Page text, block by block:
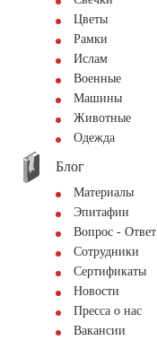
Цветы
Рамки
Ислам
Военные
Машины
Животные
Одежда
Блог
Материалы
Эпитафии
Вопрос - Ответ
Сотрудники
Сертификаты
Новости
Пресса о нас
Вакансии